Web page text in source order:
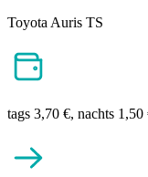
Toyota Auris TS
tags 3,70 €, nachts